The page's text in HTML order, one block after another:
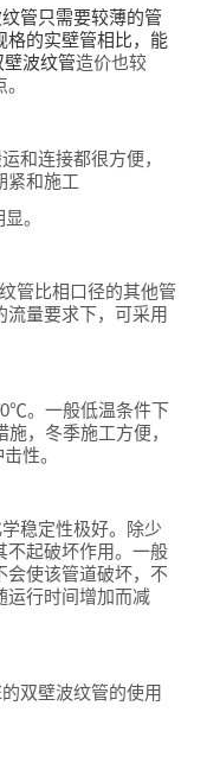
管只需要较薄的管
格的实壁管相比，能
波纹管造价也较
和连接都很方便，
紧和施工
。
管比相口径的其他管
量要求下，可采用
。一般低温条件下
，冬季施工方便，
性。
稳定性极好。除少
不起破坏作用。一般
会使该管道破坏，不
运行时间增加而减
双壁波纹管的使用